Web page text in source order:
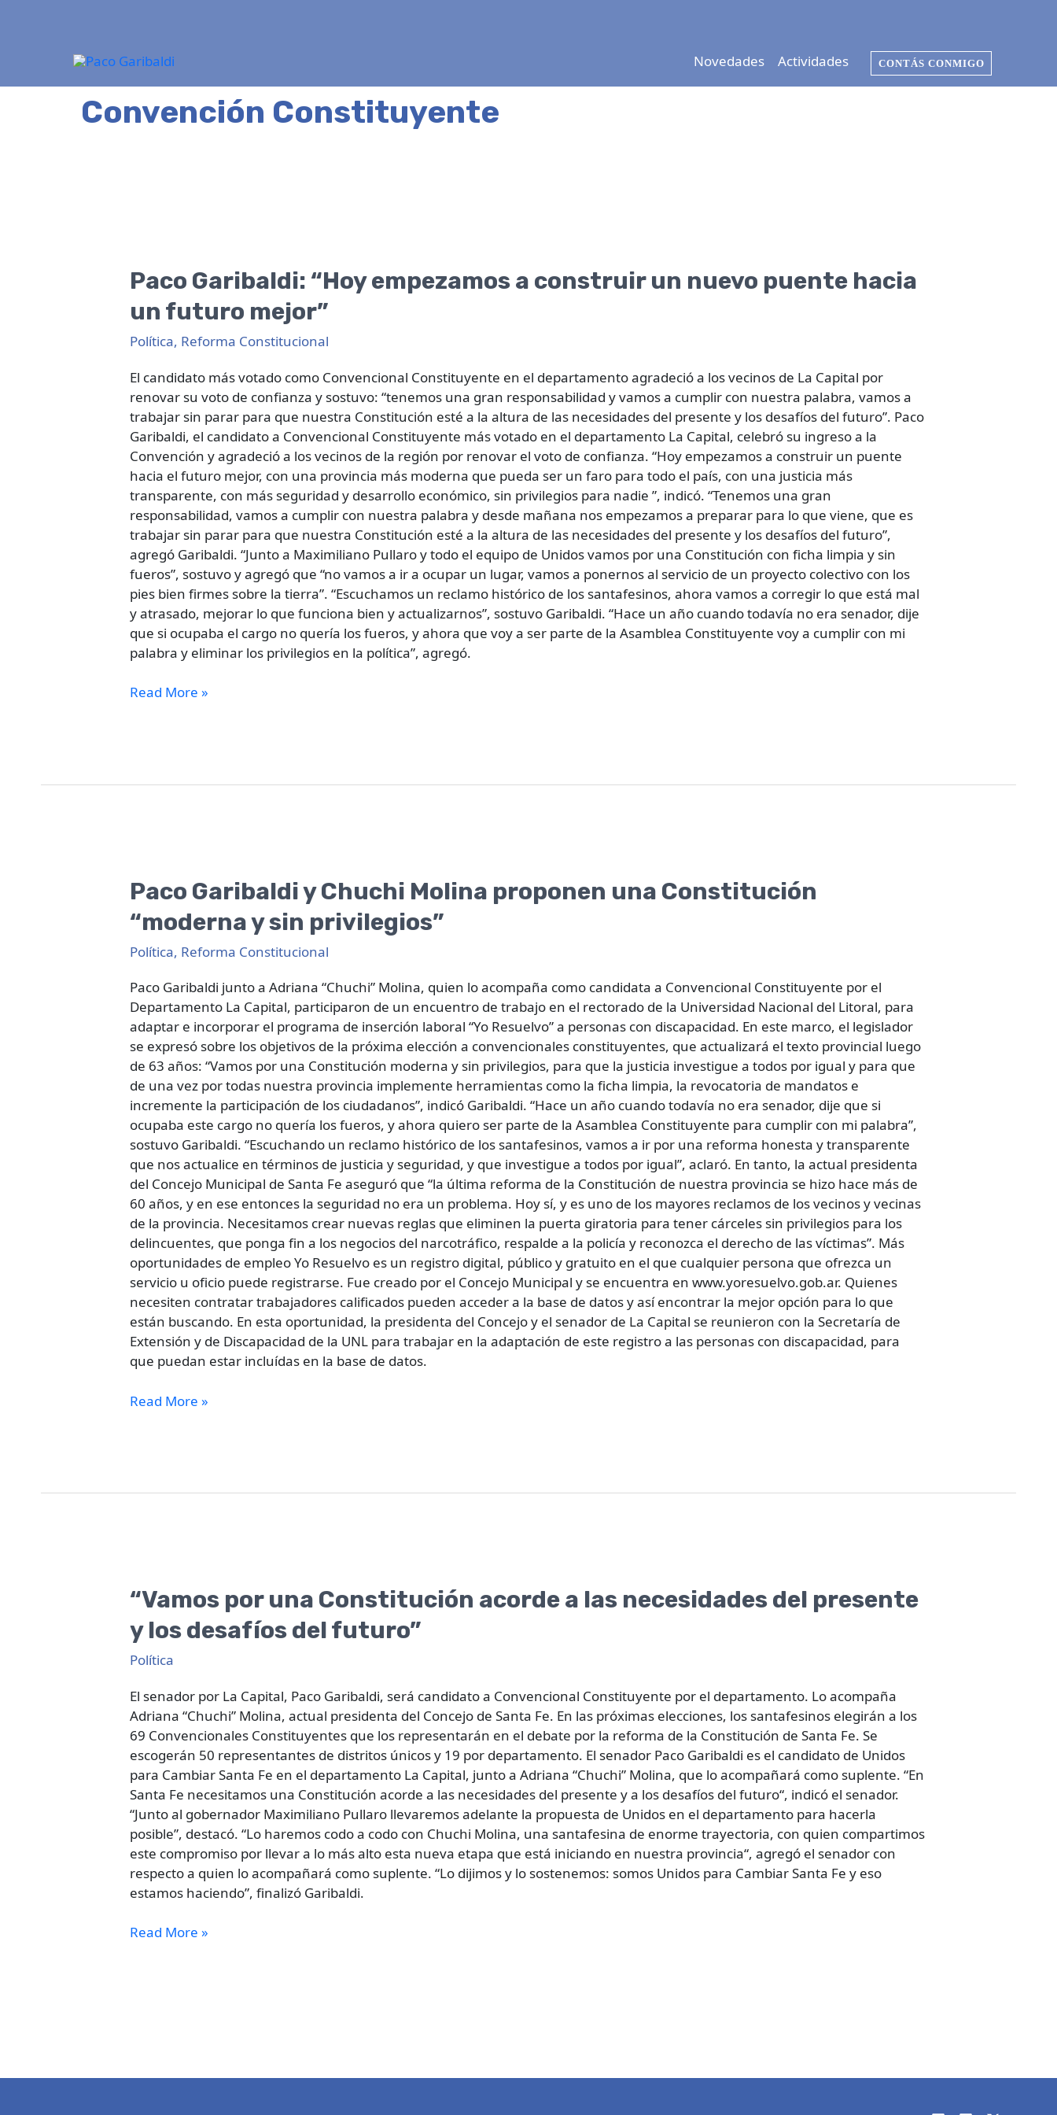
Novedades Actividades CONTÁS CONMIGO
Convención Constituyente
Paco Garibaldi: “Hoy empezamos a construir un nuevo puente hacia
un futuro mejor”
Política, Reforma Constitucional
El candidato más votado como Convencional Constituyente en el departamento agradeció a los vecinos de La Capital por
renovar su voto de confianza y sostuvo: “tenemos una gran responsabilidad y vamos a cumplir con nuestra palabra, vamos a
trabajar sin parar para que nuestra Constitución esté a la altura de las necesidades del presente y los desafíos del futuro”. Paco
Garibaldi, el candidato a Convencional Constituyente más votado en el departamento La Capital, celebró su ingreso a la
Convención y agradeció a los vecinos de la región por renovar el voto de confianza. “Hoy empezamos a construir un puente
hacia el futuro mejor, con una provincia más moderna que pueda ser un faro para todo el país, con una justicia más
transparente, con más seguridad y desarrollo económico, sin privilegios para nadie ”, indicó. “Tenemos una gran
responsabilidad, vamos a cumplir con nuestra palabra y desde mañana nos empezamos a preparar para lo que viene, que es
trabajar sin parar para que nuestra Constitución esté a la altura de las necesidades del presente y los desafíos del futuro”,
agregó Garibaldi. “Junto a Maximiliano Pullaro y todo el equipo de Unidos vamos por una Constitución con ficha limpia y sin
fueros”, sostuvo y agregó que “no vamos a ir a ocupar un lugar, vamos a ponernos al servicio de un proyecto colectivo con los
pies bien firmes sobre la tierra”. “Escuchamos un reclamo histórico de los santafesinos, ahora vamos a corregir lo que está mal
y atrasado, mejorar lo que funciona bien y actualizarnos”, sostuvo Garibaldi. “Hace un año cuando todavía no era senador, dije
que si ocupaba el cargo no quería los fueros, y ahora que voy a ser parte de la Asamblea Constituyente voy a cumplir con mi
palabra y eliminar los privilegios en la política”, agregó.
Garibaldi:
“Hoy
empezamos
a
construir
un
nuevo
puente
hacia
un
futuro
mejor”
Read More »
Paco Garibaldi y Chuchi Molina proponen una Constitución
“moderna y sin privilegios”
Política, Reforma Constitucional
Paco Garibaldi junto a Adriana “Chuchi” Molina, quien lo acompaña como candidata a Convencional Constituyente por el
Departamento La Capital, participaron de un encuentro de trabajo en el rectorado de la Universidad Nacional del Litoral, para
adaptar e incorporar el programa de inserción laboral “Yo Resuelvo” a personas con discapacidad. En este marco, el legislador
se expresó sobre los objetivos de la próxima elección a convencionales constituyentes, que actualizará el texto provincial luego
de 63 años: “Vamos por una Constitución moderna y sin privilegios, para que la justicia investigue a todos por igual y para que
de una vez por todas nuestra provincia implemente herramientas como la ficha limpia, la revocatoria de mandatos e
incremente la participación de los ciudadanos”, indicó Garibaldi. “Hace un año cuando todavía no era senador, dije que si
ocupaba este cargo no quería los fueros, y ahora quiero ser parte de la Asamblea Constituyente para cumplir con mi palabra”,
sostuvo Garibaldi. “Escuchando un reclamo histórico de los santafesinos, vamos a ir por una reforma honesta y transparente
que nos actualice en términos de justicia y seguridad, y que investigue a todos por igual”, aclaró. En tanto, la actual presidenta
del Concejo Municipal de Santa Fe aseguró que “la última reforma de la Constitución de nuestra provincia se hizo hace más de
60 años, y en ese entonces la seguridad no era un problema. Hoy sí, y es uno de los mayores reclamos de los vecinos y vecinas
de la provincia. Necesitamos crear nuevas reglas que eliminen la puerta giratoria para tener cárceles sin privilegios para los
delincuentes, que ponga fin a los negocios del narcotráfico, respalde a la policía y reconozca el derecho de las víctimas”. Más
oportunidades de empleo Yo Resuelvo es un registro digital, público y gratuito en el que cualquier persona que ofrezca un
servicio u oficio puede registrarse. Fue creado por el Concejo Municipal y se encuentra en www.yoresuelvo.gob.ar. Quienes
necesiten contratar trabajadores calificados pueden acceder a la base de datos y así encontrar la mejor opción para lo que
están buscando. En esta oportunidad, la presidenta del Concejo y el senador de La Capital se reunieron con la Secretaría de
Extensión y de Discapacidad de la UNL para trabajar en la adaptación de este registro a las personas con discapacidad, para
que puedan estar incluídas en la base de datos.
Garibaldi
y
Chuchi
Molina
proponen
una
Constitución
“moderna
y
sin
privilegios”
Read More »
“Vamos por una Constitución acorde a las necesidades del presente
y los desafíos del futuro”
Política
El senador por La Capital, Paco Garibaldi, será candidato a Convencional Constituyente por el departamento. Lo acompaña
Adriana “Chuchi” Molina, actual presidenta del Concejo de Santa Fe. En las próximas elecciones, los santafesinos elegirán a los
69 Convencionales Constituyentes que los representarán en el debate por la reforma de la Constitución de Santa Fe. Se
escogerán 50 representantes de distritos únicos y 19 por departamento. El senador Paco Garibaldi es el candidato de Unidos
para Cambiar Santa Fe en el departamento La Capital, junto a Adriana “Chuchi” Molina, que lo acompañará como suplente. “En
Santa Fe necesitamos una Constitución acorde a las necesidades del presente y a los desafíos del futuro“, indicó el senador.
“Junto al gobernador Maximiliano Pullaro llevaremos adelante la propuesta de Unidos en el departamento para hacerla
posible”, destacó. “Lo haremos codo a codo con Chuchi Molina, una santafesina de enorme trayectoria, con quien compartimos
este compromiso por llevar a lo más alto esta nueva etapa que está iniciando en nuestra provincia“, agregó el senador con
respecto a quien lo acompañará como suplente. “Lo dijimos y lo sostenemos: somos Unidos para Cambiar Santa Fe y eso
estamos haciendo”, finalizó Garibaldi.
por
una
Constitución
acorde
las
necesidades
del
presente
y
los
desafíos
del
futuro”
Read More »